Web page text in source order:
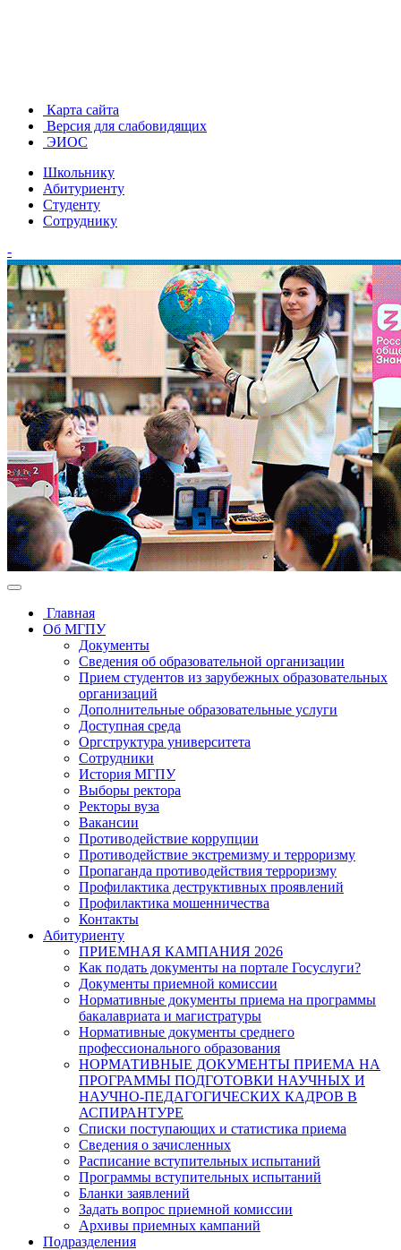
Карта сайта
Версия для слабовидящих
ЭИОС
Школьнику
Абитуриенту
Студенту
Сотруднику
-
Главная
Об МГПУ
Документы
Сведения об образовательной организации
Прием студентов из зарубежных образовательных
организаций
Дополнительные образовательные услуги
Доступная среда
Оргструктура университета
Сотрудники
История МГПУ
Выборы ректора
Ректоры вуза
Вакансии
Противодействие коррупции
Противодействие экстремизму и терроризму
Пропаганда противодействия терроризму
Профилактика деструктивных проявлений
Профилактика мошенничества
Контакты
Абитуриенту
ПРИЕМНАЯ КАМПАНИЯ 2026
Как подать документы на портале Госуслуги?
Документы приемной комиссии
Нормативные документы приема на программы
бакалавриата и магистратуры
Нормативные документы среднего
профессионального образования
НОРМАТИВНЫЕ ДОКУМЕНТЫ ПРИЕМА НА
ПРОГРАММЫ ПОДГОТОВКИ НАУЧНЫХ И
НАУЧНО-ПЕДАГОГИЧЕСКИХ КАДРОВ В
АСПИРАНТУРЕ
Списки поступающих и статистика приема
Сведения о зачисленных
Расписание вступительных испытаний
Программы вступительных испытаний
Бланки заявлений
Задать вопрос приемной комиссии
Архивы приемных кампаний
Подразделения